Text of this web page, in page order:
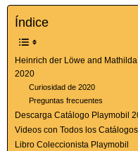
Índice
Heinrich der Löwe and
2020
Curiosidad de 2020
Preguntas frecuentes
Descarga Catálogo Playmobil
Videos con Todos los
Libro Coleccionista Playmobil